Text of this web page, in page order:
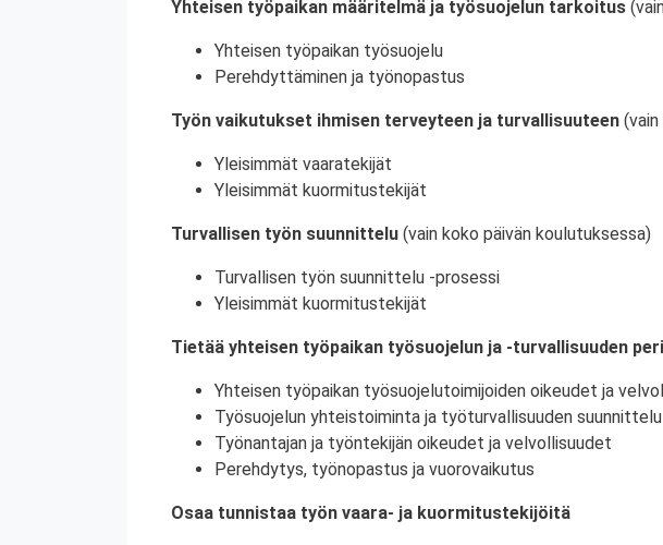
Yhteisen työpaikan määritelmä ja työsuojelun tarkoitus
Yhteisen työpaikan työsuojelu
Perehdyttäminen ja työnopastus
Työn vaikutukset ihmisen terveyteen ja turvallisuuteen
Yleisimmät vaaratekijät
Yleisimmät kuormitustekijät
Turvallisen työn suunnittelu (vain koko päivän koulutuksessa)
Turvallisen työn suunnittelu -prosessi
Yleisimmät kuormitustekijät
Tietää yhteisen työpaikan työsuojelun ja -turvallisuuden
Yhteisen työpaikan työsuojelutoimijoiden oikeudet ja
Työsuojelun yhteistoiminta ja työturvallisuuden suunnittelu
Työnantajan ja työntekijän oikeudet ja velvollisuudet
Perehdytys, työnopastus ja vuorovaikutus
Osaa tunnistaa työn vaara- ja kuormitustekijöitä